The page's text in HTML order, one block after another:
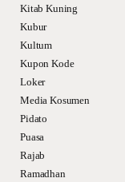
Kitab Kuning
Kubur
Kultum
Kupon Kode
Loker
Media Kosumen
Pidato
Puasa
Rajab
Ramadhan